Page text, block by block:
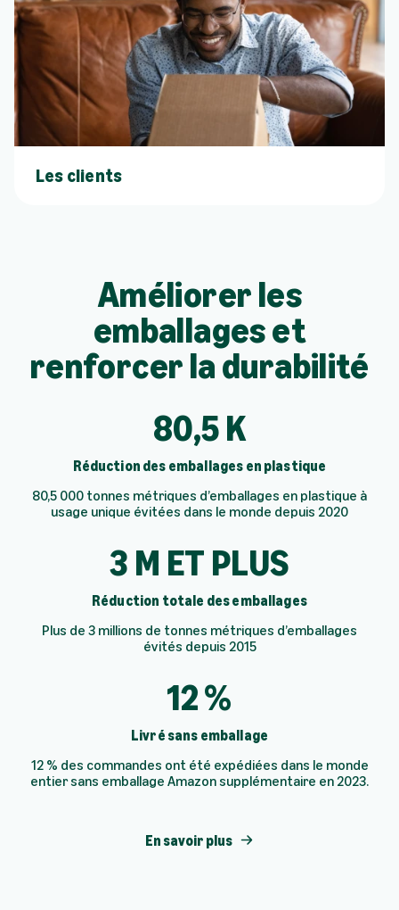
Les clients
Améliorer les
emballages et
renforcer la durabilité
80,5 K
Réduction des emballages en plastique
80,5 000 tonnes métriques d’emballages en plastique à
usage unique évitées dans le monde depuis 2020
3 M ET PLUS
Réduction totale des emballages
Plus de 3 millions de tonnes métriques d’emballages
évités depuis 2015
12 %
Livré sans emballage
12 % des commandes ont été expédiées dans le monde
entier sans emballage Amazon supplémentaire en 2023.
En savoir plus